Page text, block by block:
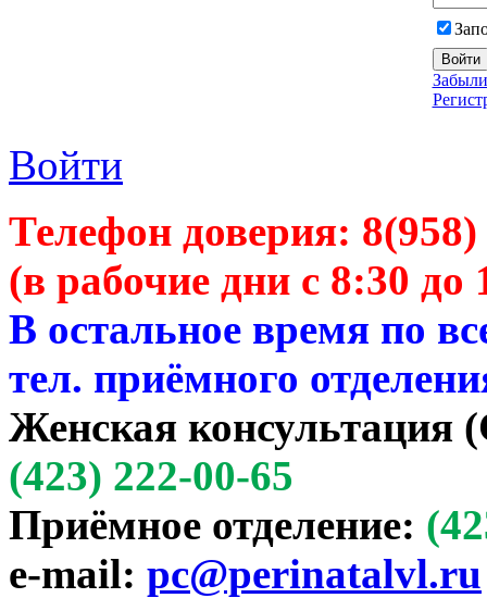
Войти
Телефон доверия:
(в рабочие дни с 8:30 до
В остальное время по
тел. приёмного
Женская консультация
(423) 222-00-65
Приёмное отделение:
e-mail: pc@perinatalvl.ru